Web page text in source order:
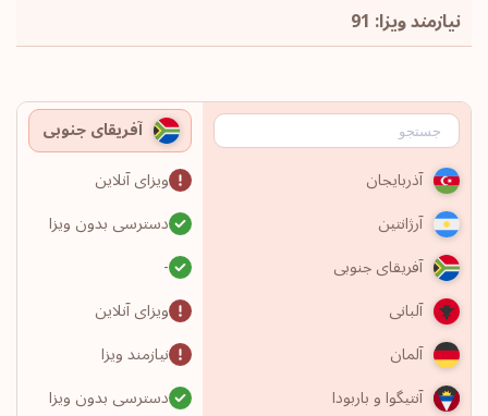
نیازمند ویزا: 91
آفریقای جنوبی
آذربایجان
ویزای آنلاین
آرژانتین
دسترسی بدون ویزا
آفریقای جنوبی
-
آلبانی
ویزای آنلاین
آلمان
نیازمند ویزا
آنتیگوا و باربودا
دسترسی بدون ویزا